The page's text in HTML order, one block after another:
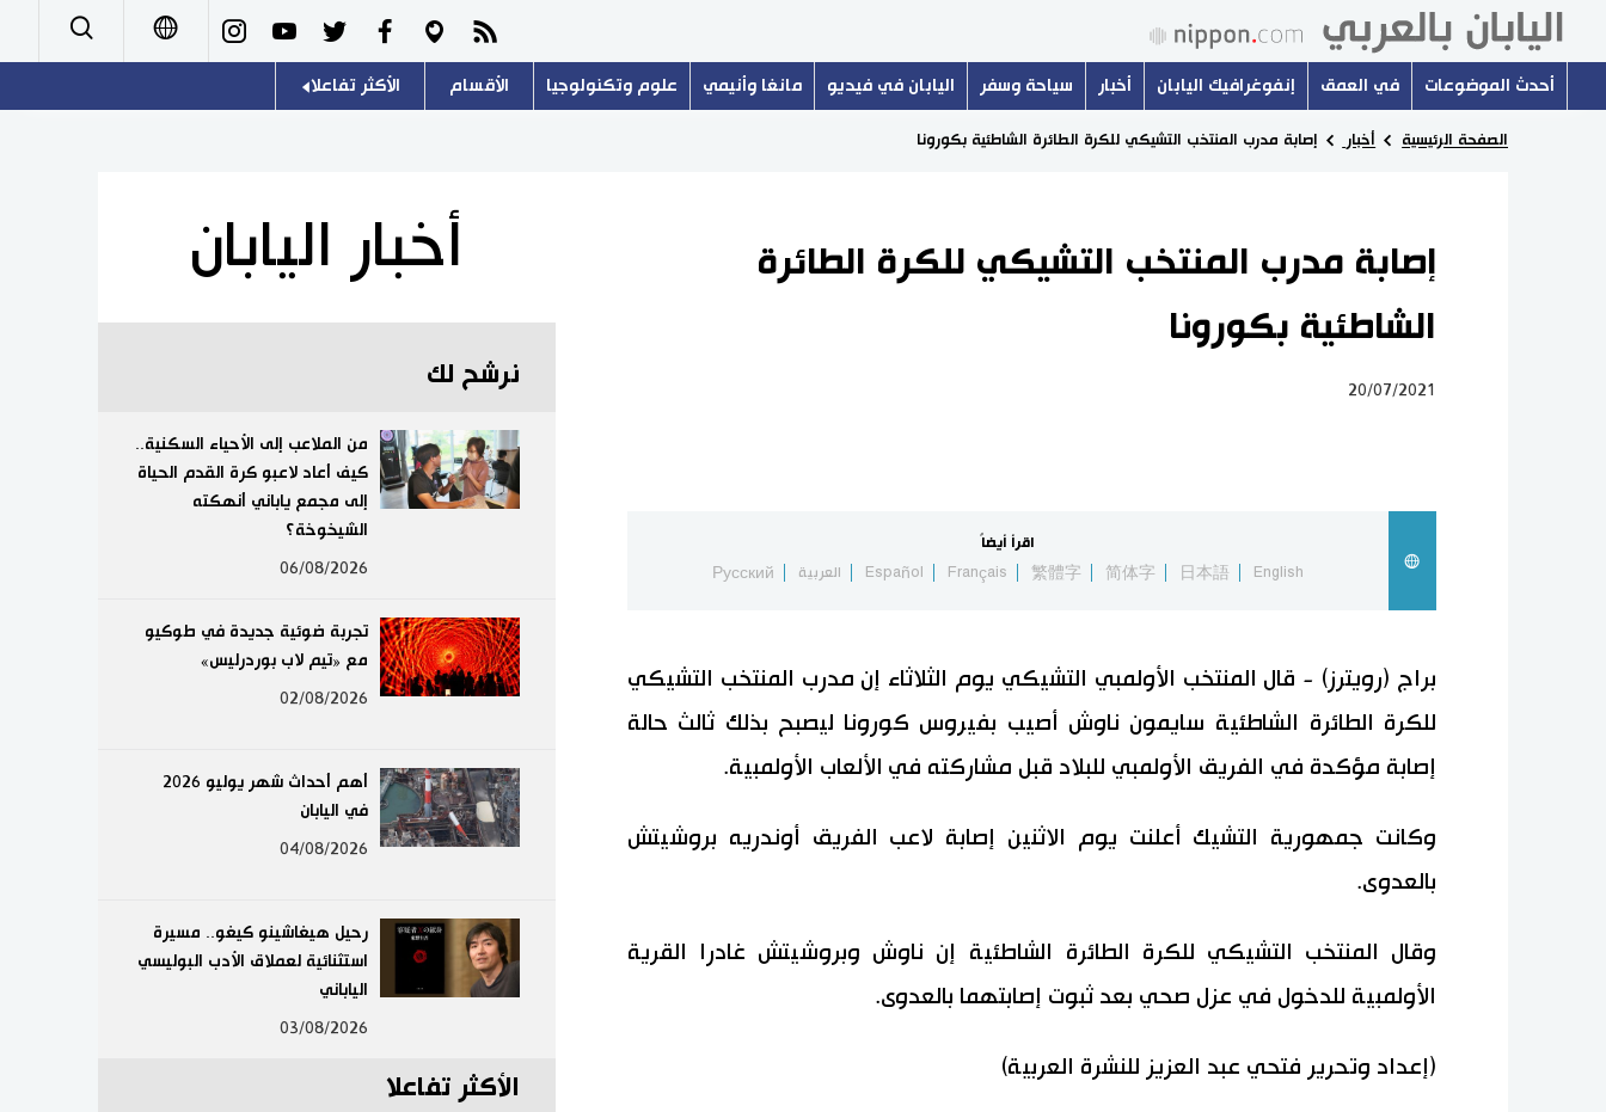
Русский
أحدث الموضوعات في العمق إنفوغرافيك اليابان أخبار سياحة وسفر اليابان في فيديو مانغا وأنيمي علوم وتكنولوجيا الأقسام
تجارب وآراء
سياسة
اقتصاد
مجتمع
ثقافة
طوكيو
إعلان
الأكثر تفاعلا
هو وهي
المطبخ الياباني
الصفحة الرئيسية أخبار إصابة مدرب المنتخب التشيكي للكرة الطائرة الشاطئية بكورونا
إصابة مدرب المنتخب التشيكي للكرة الطائرة
الشاطئية بكورونا
20/07/2021
اقرأ أيضاً
English
日本語
简体字
繁體字
Français
Español العربية Русский
براج (رويترز) - قال المنتخب الأولمبي التشيكي يوم الثلاثاء إن مدرب المنتخب التشيكي
للكرة الطائرة الشاطئية سايمون ناوش أصيب بفيروس كورونا ليصبح بذلك ثالث حالة
إصابة مؤكدة في الفريق الأولمبي للبلاد قبل مشاركته في الألعاب الأولمبية.
وكانت جمهورية التشيك أعلنت يوم الاثنين إصابة لاعب الفريق أوندريه بروشيتش
بالعدوى.
وقال المنتخب التشيكي للكرة الطائرة الشاطئية إن ناوش وبروشيتش غادرا القرية
الأولمبية للدخول في عزل صحي بعد ثبوت إصابتهما بالعدوى.
(إعداد وتحرير فتحي عبد العزيز للنشرة العربية)
أخبار اليابان
نرشح لك
من الملاعب إلى الأحياء السكنية..
كيف أعاد لاعبو كرة القدم الحياة
إلى مجمع ياباني أنهكته
الشيخوخة؟
06/08/2026
تجربة ضوئية جديدة في طوكيو
مع «تيم لاب بوردرليس»
02/08/2026
أهم أحداث شهر يوليو 2026
في اليابان
04/08/2026
رحيل هيغاشينو كيغو.. مسيرة
استثنائية لعملاق الأدب البوليسي
الياباني
03/08/2026
الأكثر تفاعلا